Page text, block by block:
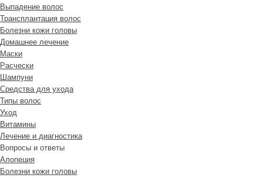
Выпадение волос
Трансплантация волос
Болезни кожи головы
Домашнее лечение
Маски
Расчески
Шампуни
Средства для ухода
Типы волос
Уход
Витамины
Лечение и диагностика
Вопросы и ответы
Алопеция
Болезни кожи головы